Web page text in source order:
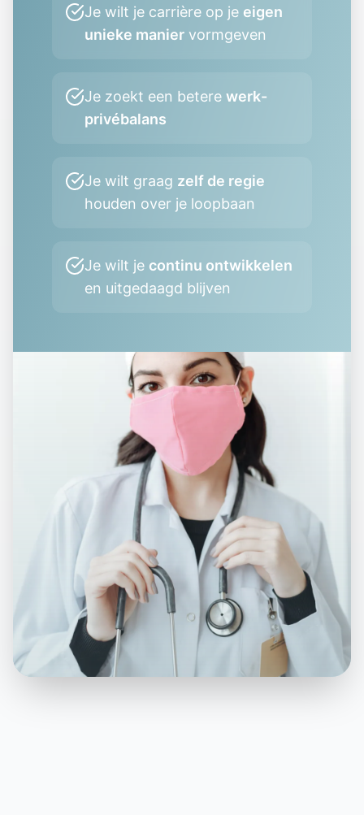
Je wilt je carrière op je eigen
unieke manier vormgeven
Je zoekt een betere werk-
privébalans
Je wilt graag zelf de regie
houden over je loopbaan
Je wilt je continu ontwikkelen
en uitgedaagd blijven